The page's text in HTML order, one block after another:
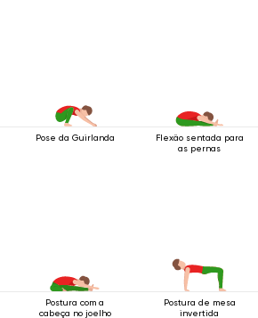
Pose da Guirlanda
Flexão sentada para
as pernas
Postura com a
cabeça no joelho
Postura de mesa
invertida